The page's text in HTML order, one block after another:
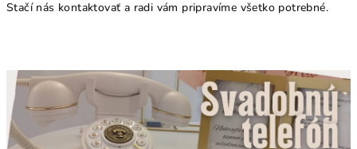
Stačí nás kontaktovať a radi vám pripravíme všetko potrebné.